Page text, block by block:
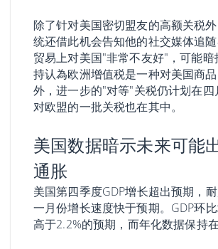
除了针对美国密切盟友的高额关税
统还借此机会告知他的社交媒体追
贸易上对美国"非常不友好"，可能
持认為欧洲增值税是一种对美国商
外，进一步的"对等"关税仍计划在
对欧盟的一批关税也在其中。
美国数据暗示未来可能
通胀
美国第四季度GDP增长超出预期，
一月份增长速度快于预期。GDP环比
高于2.2%的预期，而年化数据保持在